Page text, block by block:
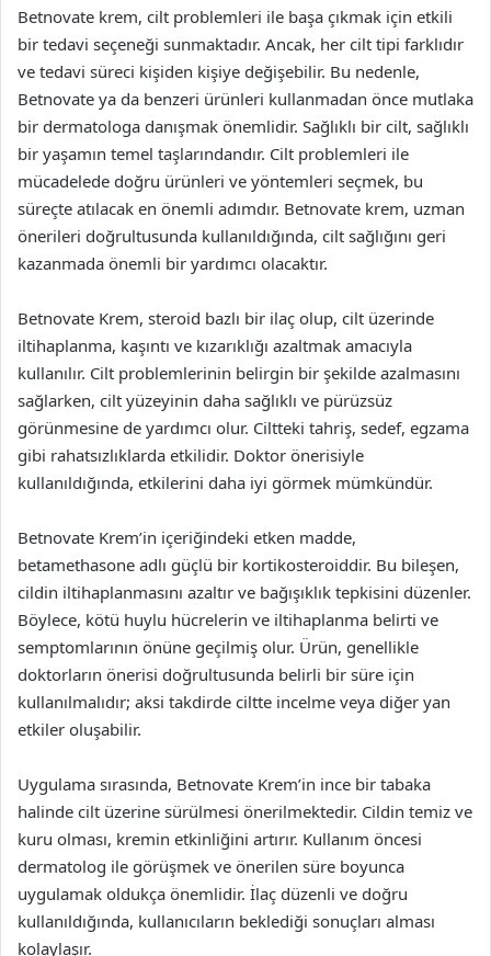
Betnovate krem, cilt problemleri ile başa çıkmak için etkili
bir tedavi seçeneği sunmaktadır. Ancak, her cilt tipi farklıdır
ve tedavi süreci kişiden kişiye değişebilir. Bu nedenle,
Betnovate ya da benzeri ürünleri kullanmadan önce mutlaka
bir dermatologa danışmak önemlidir. Sağlıklı bir cilt, sağlıklı
bir yaşamın temel taşlarındandır. Cilt problemleri ile
mücadelede doğru ürünleri ve yöntemleri seçmek, bu
süreçte atılacak en önemli adımdır. Betnovate krem, uzman
önerileri doğrultusunda kullanıldığında, cilt sağlığını geri
kazanmada önemli bir yardımcı olacaktır.
Betnovate Krem, steroid bazlı bir ilaç olup, cilt üzerinde
iltihaplanma, kaşıntı ve kızarıklığı azaltmak amacıyla
kullanılır. Cilt problemlerinin belirgin bir şekilde azalmasını
sağlarken, cilt yüzeyinin daha sağlıklı ve pürüzsüz
görünmesine de yardımcı olur. Ciltteki tahriş, sedef, egzama
gibi rahatsızlıklarda etkilidir. Doktor önerisiyle
kullanıldığında, etkilerini daha iyi görmek mümkündür.
Betnovate Krem’in içeriğindeki etken madde,
betamethasone adlı güçlü bir kortikosteroiddir. Bu bileşen,
cildin iltihaplanmasını azaltır ve bağışıklık tepkisini düzenler.
Böylece, kötü huylu hücrelerin ve iltihaplanma belirti ve
semptomlarının önüne geçilmiş olur. Ürün, genellikle
doktorların önerisi doğrultusunda belirli bir süre için
kullanılmalıdır; aksi takdirde ciltte incelme veya diğer yan
etkiler oluşabilir.
Uygulama sırasında, Betnovate Krem’in ince bir tabaka
halinde cilt üzerine sürülmesi önerilmektedir. Cildin temiz ve
kuru olması, kremin etkinliğini artırır. Kullanım öncesi
dermatolog ile görüşmek ve önerilen süre boyunca
uygulamak oldukça önemlidir. İlaç düzenli ve doğru
kullanıldığında, kullanıcıların beklediği sonuçları alması
kolaylaşır.